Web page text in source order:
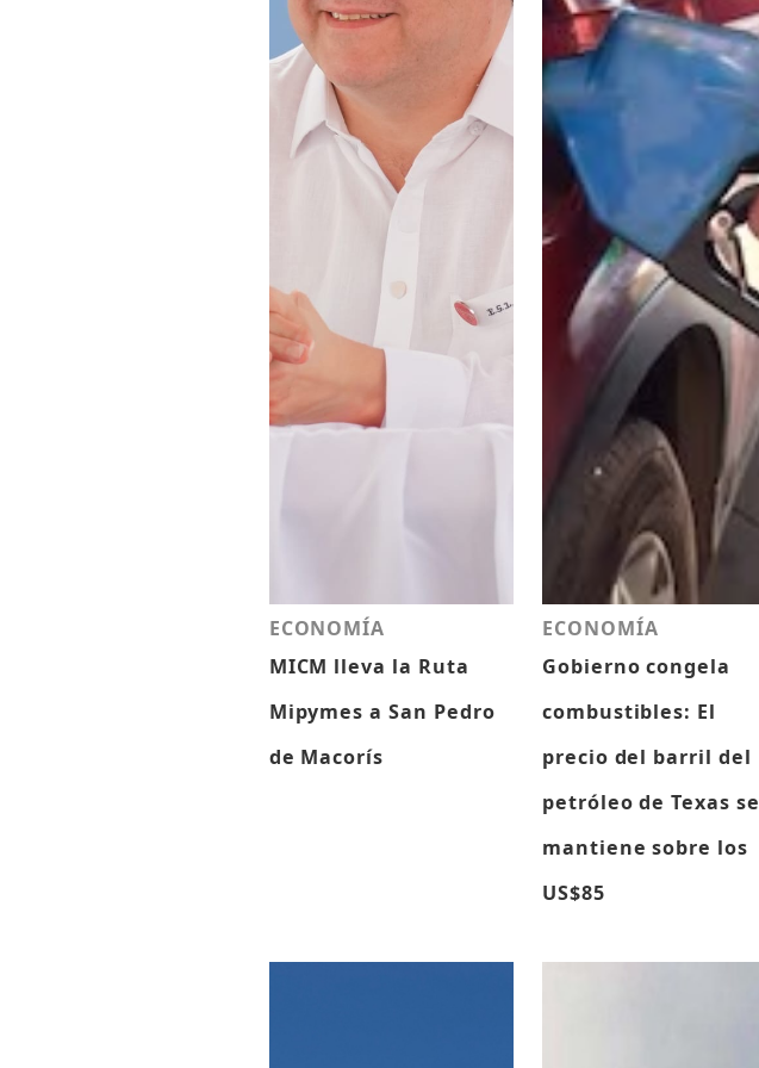
ECONOMÍA
MICM lleva la Ruta
Mipymes a San Pedro
de Macorís
ECONOMÍA
Gobierno congela
combustibles: El
precio del barril del
petróleo de Texas se
mantiene sobre los
US$85